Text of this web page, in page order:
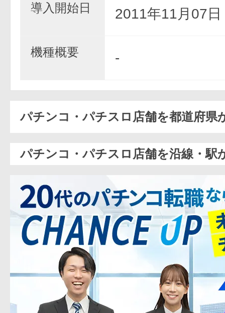
導入開始日 2011年11月07日
機種概要 -
パチンコ・パチスロ店舗を都道府県
パチンコ・パチスロ店舗を沿線・駅